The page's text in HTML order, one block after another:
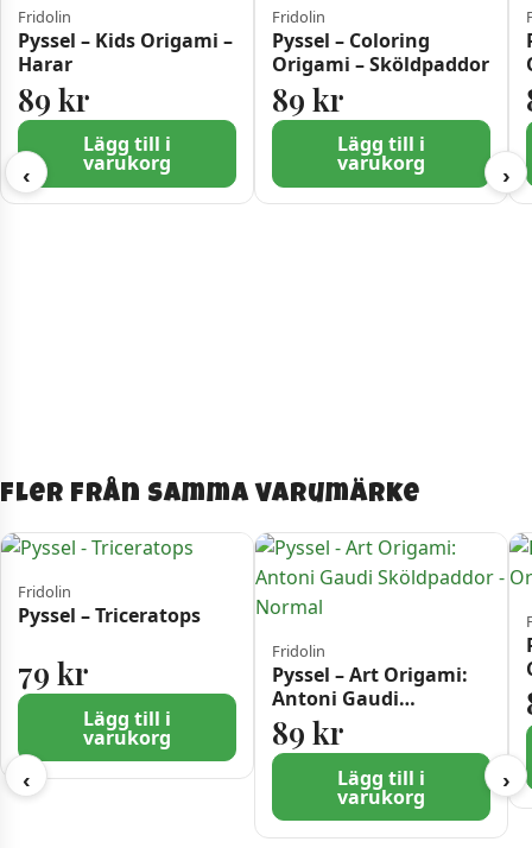
‹
Fridolin
Pyssel – Kids Origami –
Harar
89 kr
Lägg till i
varukorg
Fridolin
Pyssel – Coloring
Origami – Sköldpaddor
89 kr
Lägg till i
varukorg ›
Fler från samma varumärke
‹
Fridolin
Pyssel – Triceratops
79 kr
Lägg till i
varukorg
Fridolin
Pyssel – Art Origami:
Antoni Gaudi
Sköldpaddor – Normal
89 kr
Lägg till i
varukorg
›